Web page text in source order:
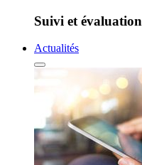
Suivi et évaluation
Actualités